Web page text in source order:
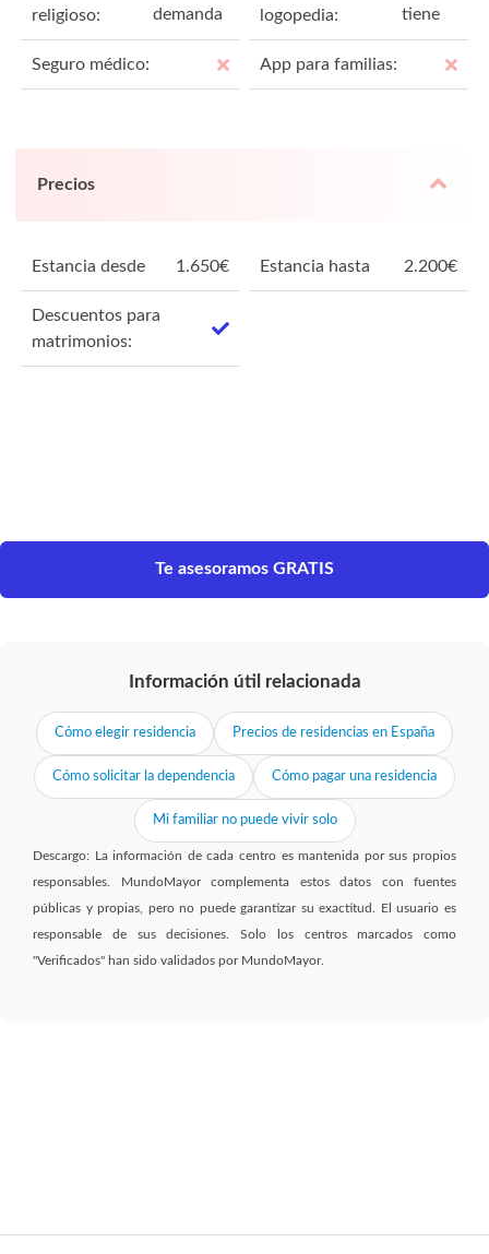
religioso:
demanda
logopedia:
tiene
Seguro médico: App para familias:
Precios
Estancia desde 1.650€ Estancia hasta 2.200€
Descuentos para
matrimonios:
Te asesoramos GRATIS
Información útil relacionada
Cómo elegir residencia Precios de residencias en España
Cómo solicitar la dependencia Cómo pagar una residencia
Mi familiar no puede vivir solo
Descargo: La información de cada centro es mantenida por sus propios
responsables. MundoMayor complementa estos datos con fuentes
públicas y propias, pero no puede garantizar su exactitud. El usuario es
responsable de sus decisiones. Solo los centros marcados como
"Verificados" han sido validados por MundoMayor.